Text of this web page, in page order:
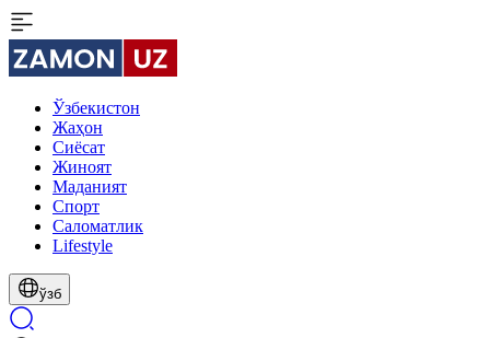
Ўзбекистон
Жаҳон
Сиёсат
Жиноят
Маданият
Спорт
Cаломатлик
Lifestyle
ўзб